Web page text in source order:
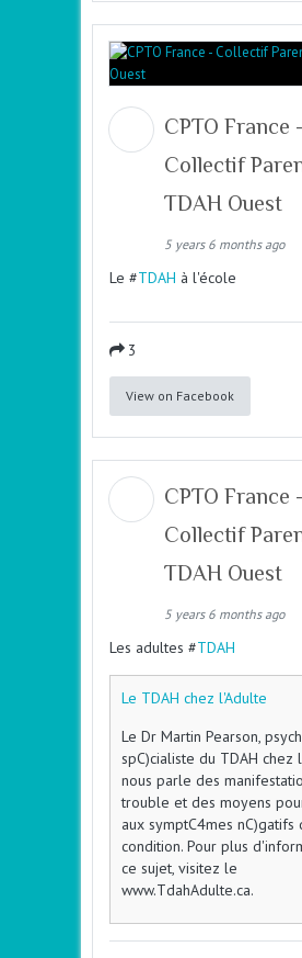
CPTO France -
Collectif
TDAH Ouest
5 years 6 months ago
Le #TDAH à l'école
3
View on Facebook
CPTO France -
Collectif
TDAH Ouest
5 years 6 months ago
Les adultes #TDAH
Le TDAH chez l'Adulte
Le Dr Martin Pearson,
spC)cialiste du TDAH chez
nous parle des
trouble et des moyens
aux symptC4mes nC)gatifs
condition. Pour plus
ce sujet, visitez le
www.TdahAdulte.ca.